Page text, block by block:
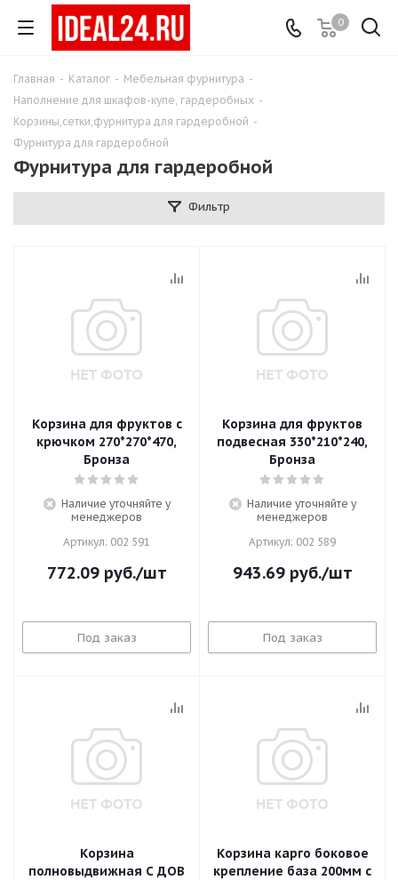
0
Главная - Каталог - Мебельная фурнитура -
Наполнение для шкафов-купе, гардеробных -
Корзины,сетки,фурнитура для гардеробной -
Фурнитура для гардеробной
Фурнитура для гардеробной
Фильтр
Корзина для фруктов с
крючком 270*270*470,
Бронза
Наличие уточняйте у
менеджеров
Артикул: 002 591
772.09руб./шт
Под заказ
Корзина для фруктов
подвесная 330*210*240,
Бронза
Наличие уточняйте у
менеджеров
Артикул: 002 589
943.69руб./шт
Под заказ
Корзина
полновыдвижная С ДОВ
Корзина карго боковое
крепление база 200мм с